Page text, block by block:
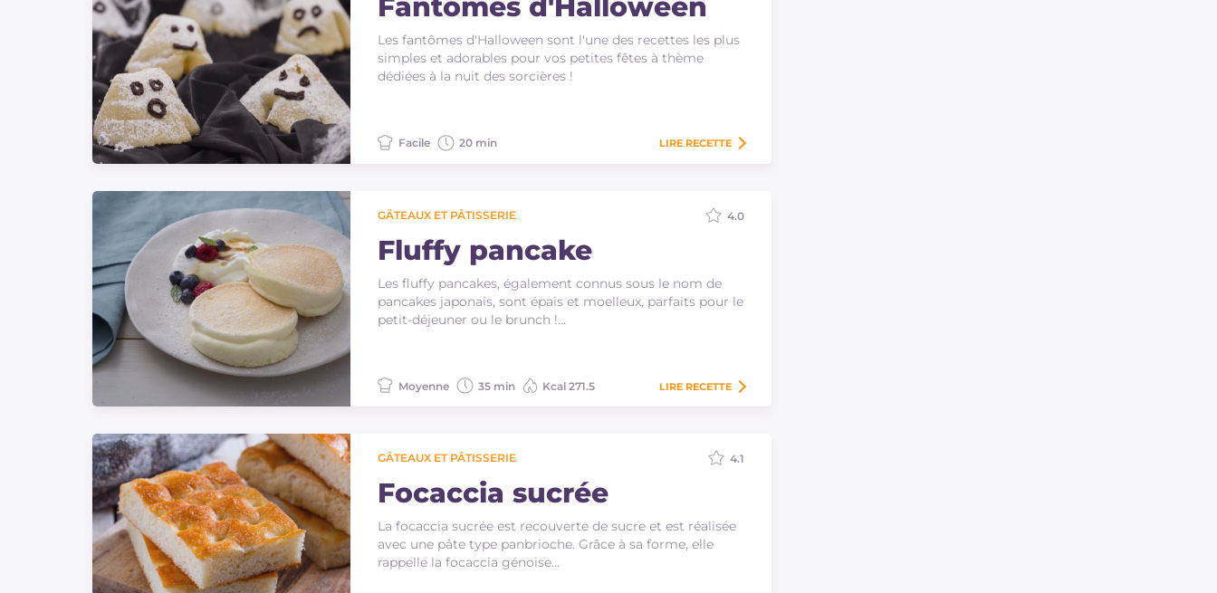
Fantômes d'Halloween
Les fantômes d'Halloween sont l'une des recettes les plus
simples et adorables pour vos petites fêtes à thème
dédiées à la nuit des sorcières !
Facile 20 min LIRE RECETTE
GÂTEAUX ET PÂTISSERIE
Fluffy pancake
Les fluffy pancakes, également connus sous le nom de
pancakes japonais, sont épais et moelleux, parfaits pour le
petit-déjeuner ou le brunch !…
4.0
Moyenne 35 min Kcal 271.5 LIRE RECETTE
GÂTEAUX ET PÂTISSERIE
Focaccia sucrée
La focaccia sucrée est recouverte de sucre et est réalisée
avec une pâte type panbrioche. Grâce à sa forme, elle
rappelle la focaccia génoise…
4.1